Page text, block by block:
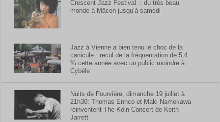
Crescent Jazz Festival : du très beau
monde à Mâcon jusqu’à samedi
Jazz à Vienne a bien tenu le choc de la
canicule : recul de la fréquentation de 5,4
% cette année avec un public moindre à
Cybèle
Nuits de Fourvière, dimanche 19 juillet à
21h30: Thomas Enhco et Maki Namekawa
réinventent The Köln Concert de Keith
Jarrett